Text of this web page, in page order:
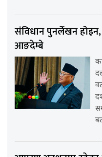
संविधान पुनर्लेखन होइन,
आङदेम्बे